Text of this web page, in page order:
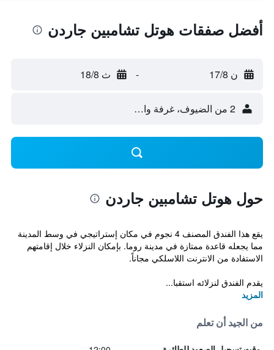
أفضل صفقات هوتل تشامبين جاردن
ن 17/8 - ث 18/8
2 من الضيوف، غرفة واحدة
حول هوتل تشامبين جاردن
يقع هذا الفندق المصنف 4 نجوم في مكان إستراتيجي في وسط المدينة
مما يجعله قاعدة ممتازة في مدينة روما. بإمكان النزلاء خلال إقامتهم
الاستفادة من الانترنت اللاسلكي مجاناً.
يقدم الفندق لنزلائه استقبا...
المزيد
من الجيد أن تعلم